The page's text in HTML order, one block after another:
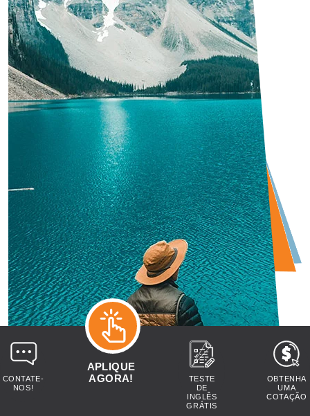
CONTATE-
NOS!
OBTENHA
UMA
COTAÇÃO
TESTE
DE
INGLÊS
GRÁTIS
APLIQUE
AGORA!